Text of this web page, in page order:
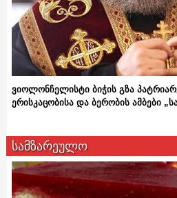
ვიოლონჩელისტი ბიჭის გზა
ერისკაცობისა და ბერობის ამბები
სამზარეულო